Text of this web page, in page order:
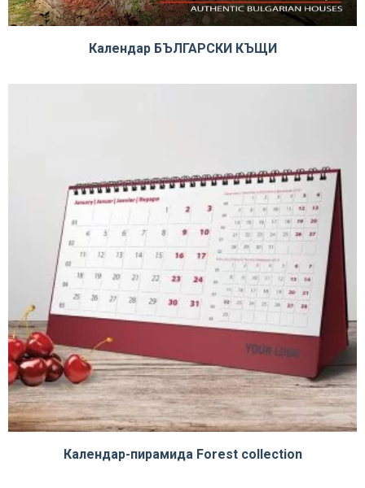
Календар БЪЛГАРСКИ КЪЩИ
Календар-пирамида Forest collection